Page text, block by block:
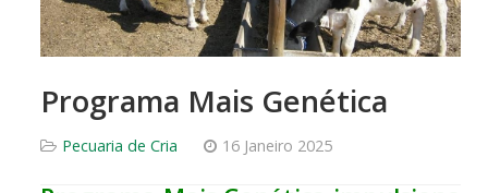
Programa Mais Genética
Pecuaria de Cria 16 Janeiro 2025